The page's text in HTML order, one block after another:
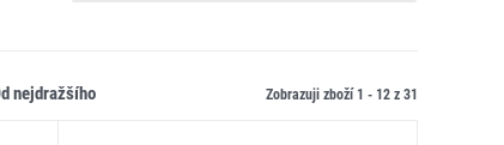
od nejdražšího Zobrazuji zboží 1 - 12 z 31